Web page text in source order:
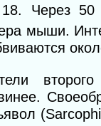
Через
мыши.